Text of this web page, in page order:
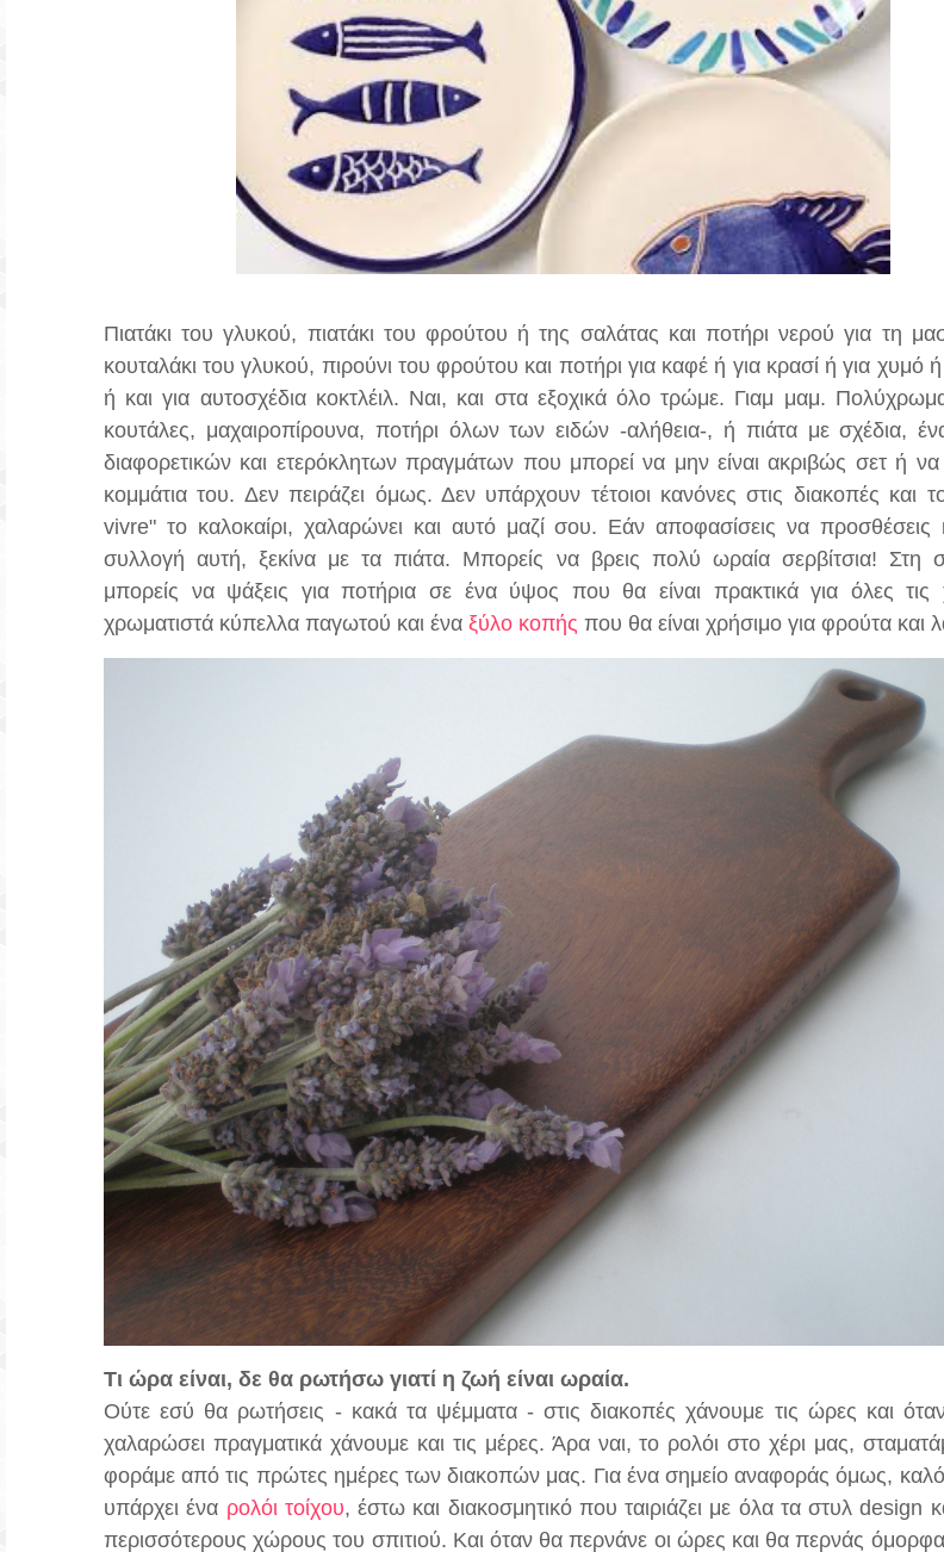
Πιατάκι του γλυκού, πιατάκι του φρούτου ή της σαλάτας και ποτήρι νερού για τη
κουταλάκι του γλυκού, πιρούνι του φρούτου και ποτήρι για καφέ ή για κρασί ή για χυμό
ή και για αυτοσχέδια κοκτλέιλ. Ναι, και στα εξοχικά όλο τρώμε. Γιαμ μαμ.
κουτάλες, μαχαιροπίρουνα, ποτήρι όλων των ειδών -αλήθεια-, ή πιάτα με σχέδια,
διαφορετικών και ετερόκλητων πραγμάτων που μπορεί να μην είναι ακριβώς σετ ή να
κομμάτια του. Δεν πειράζει όμως. Δεν υπάρχουν τέτοιοι κανόνες στις διακοπές και
vivre" το καλοκαίρι, χαλαρώνει και αυτό μαζί σου. Εάν αποφασίσεις να προσθέσεις
συλλογή αυτή, ξεκίνα με τα πιάτα. Μπορείς να βρεις πολύ ωραία σερβίτσια! Στη
μπορείς να ψάξεις για ποτήρια σε ένα ύψος που θα είναι πρακτικά για όλες τις
χρωματιστά κύπελλα παγωτού και ένα ξύλο κοπής που θα είναι χρήσιμο για φρούτα και
Τι ώρα είναι, δε θα ρωτήσω γιατί η ζωή είναι ωραία.
Ούτε εσύ θα ρωτήσεις - κακά τα ψέμματα - στις διακοπές χάνουμε τις ώρες και
χαλαρώσει πραγματικά χάνουμε και τις μέρες. Άρα ναι, το ρολόι στο χέρι μας,
φοράμε από τις πρώτες ημέρες των διακοπών μας. Για ένα σημείο αναφοράς όμως, καλό
υπάρχει ένα ρολόι τοίχου, έστω και διακοσμητικό που ταιριάζει με όλα τα στυλ design
περισσότερους χώρους του σπιτιού. Και όταν θα περνάνε οι ώρες και θα περνάς